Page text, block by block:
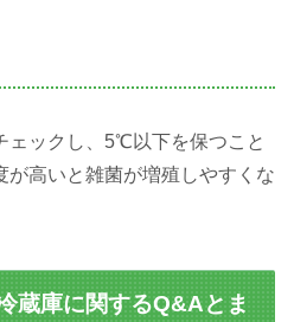
ェックし、5℃以下を保つこと
が高いと雑菌が増殖しやすくな
蔵庫に関するQ&Aとま